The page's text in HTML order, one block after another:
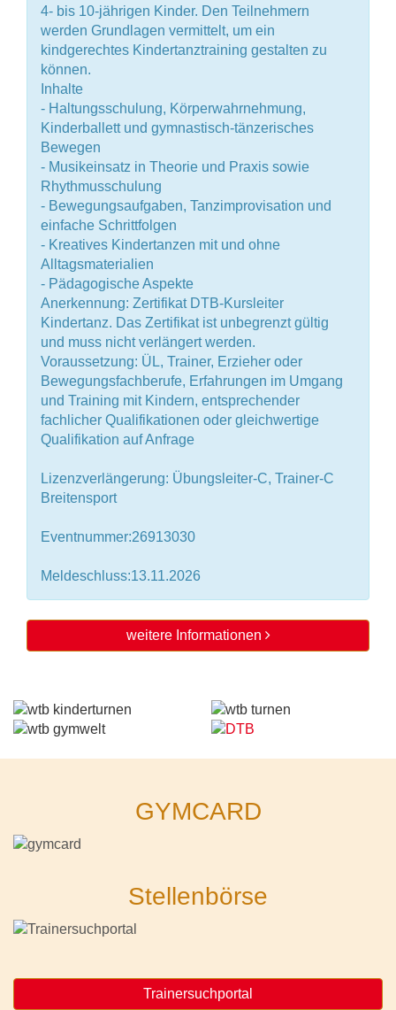
4- bis 10-jährigen Kinder. Den Teilnehmern
werden Grundlagen vermittelt, um ein
kindgerechtes Kindertanztraining gestalten zu
können.
Inhalte
- Haltungsschulung, Körperwahrnehmung,
Kinderballett und gymnastisch-tänzerisches
Bewegen
- Musikeinsatz in Theorie und Praxis sowie
Rhythmusschulung
- Bewegungsaufgaben, Tanzimprovisation und
einfache Schrittfolgen
- Kreatives Kindertanzen mit und ohne
Alltagsmaterialien
- Pädagogische Aspekte
Anerkennung: Zertifikat DTB-Kursleiter
Kindertanz. Das Zertifikat ist unbegrenzt gültig
und muss nicht verlängert werden.
Voraussetzung: ÜL, Trainer, Erzieher oder
Bewegungsfachberufe, Erfahrungen im Umgang
und Training mit Kindern, entsprechender
fachlicher Qualifikationen oder gleichwertige
Qualifikation auf Anfrage
Lizenzverlängerung: Übungsleiter-C, Trainer-C
Breitensport
Eventnummer:26913030
Meldeschluss:13.11.2026
weitere Informationen
GYMCARD
Stellenbörse
Trainersuchportal